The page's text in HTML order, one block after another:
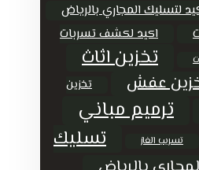
لتسليك المجاري بالرياض
اكيد لكشف تسربات
تخزين اثاث
عفش
تخزين
ترميم مباني
تسريب الغاز
تسليك